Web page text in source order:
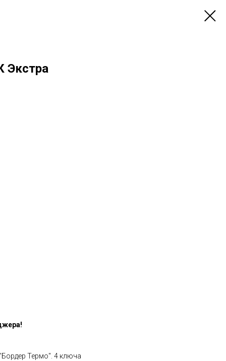
Экстра
Термо". 4 ключа